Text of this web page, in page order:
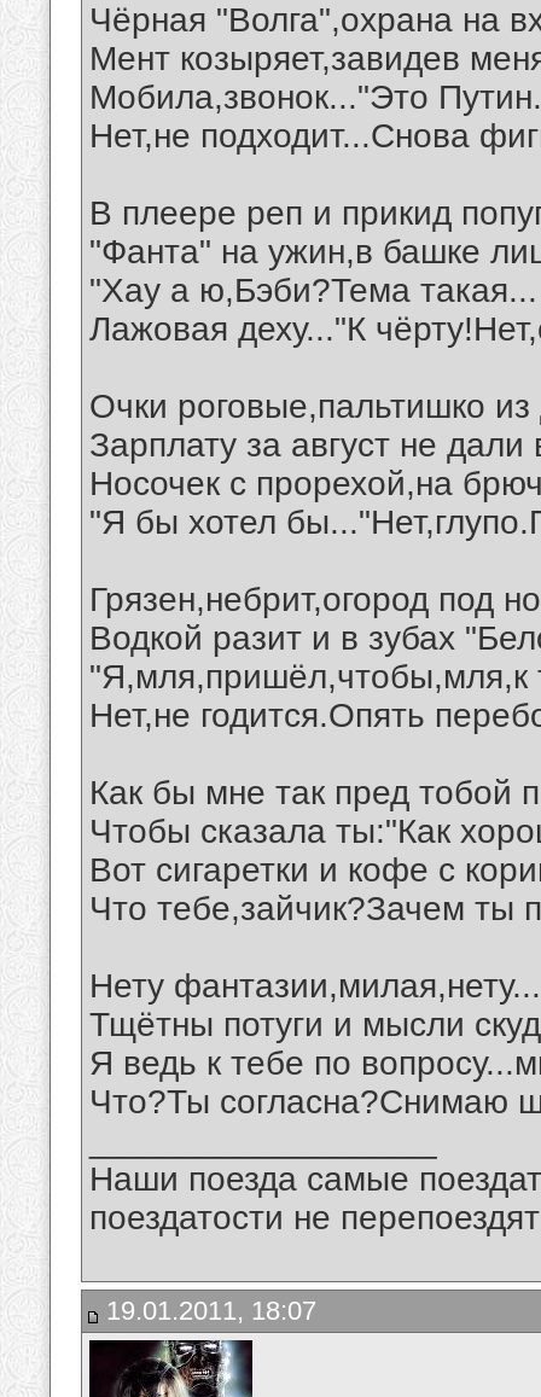
Чёрная "Волга",охрана на
Мент козыряет,завидев
Мобила,звонок..."Это
Нет,не подходит...Снова
В плеере реп и прикид
"Фанта" на ужин,в башке
"Хау а ю,Бэби?Тема такая...
Лажовая деху..."К
Очки роговые,пальтишко
Зарплату за август не
Носочек с прорехой,на
"Я бы хотел
Грязен,небрит,огород под
Водкой разит и в зубах
"Я,мля,пришёл,чтобы,мля,к
Нет,не годится.Опять
Как бы мне так пред тобой
Чтобы сказала ты:"Как
Вот сигаретки и кофе с
Что тебе,зайчик?Зачем ты
Нету фантазии,милая,нету...
Тщётны потуги и мысли
Я ведь к тебе по
Что?Ты согласна?Снимаю
Наши поезда самые
поездатости не
19.01.2011, 18:07